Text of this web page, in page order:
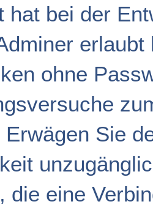
hat bei der
ohne
Sie
die eine